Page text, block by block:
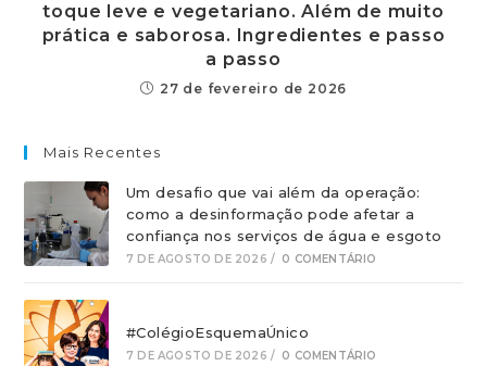
toque leve e vegetariano. Além de muito
prática e saborosa. Ingredientes e passo
a passo
27 de fevereiro de 2026
Mais Recentes
Um desafio que vai além da operação:
como a desinformação pode afetar a
confiança nos serviços de água e esgoto
7 DE AGOSTO DE 2026 / 0 COMENTÁRIO
#ColégioEsquemaÚnico
7 DE AGOSTO DE 2026 / 0 COMENTÁRIO